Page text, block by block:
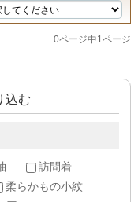
0ページ中1ページ
込む
訪問着
柔らかもの小紋